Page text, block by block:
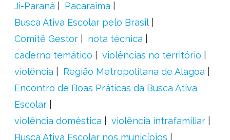
Ji-Paraná
Pacaraima
Busca Ativa Escolar pelo Brasil
Comitê Gestor
nota técnica
caderno temático
violências no território
violência
Região Metropolitana de Alagoa
Encontro de Boas Práticas da Busca Ativa
Escolar
violência doméstica
violência intrafamiliar
Busca Ativa Escolar nos municípios